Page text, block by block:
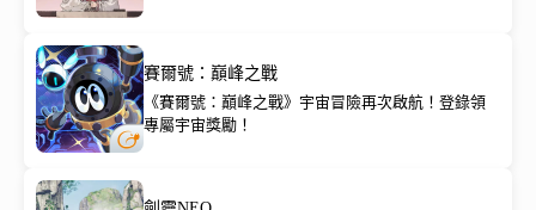
賽爾號：巔峰之戰
《賽爾號：巔峰之戰》宇宙冒險再次啟航！登錄領
專屬宇宙獎勵！